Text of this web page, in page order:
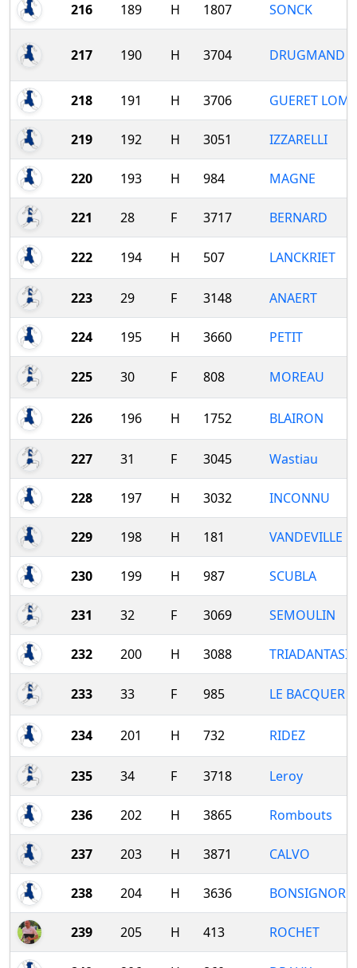
216 189 H 1807 SONCK
217 190 H 3704 DRUGMAND
218 191 H 3706 GUERET
219 192 H 3051 IZZARELLI
220 193 H 984 MAGNE
221 28 F 3717 BERNARD
222 194 H 507 LANCKRIET
223 29 F 3148 ANAERT
224 195 H 3660 PETIT
225 30 F 808 MOREAU
226 196 H 1752 BLAIRON
227 31 F 3045 Wastiau
228 197 H 3032 INCONNU
229 198 H 181 VANDEVILLE
230 199 H 987 SCUBLA
231 32 F 3069 SEMOULIN
232 200 H 3088
233 33 F 985 LE BACQUER
234 201 H 732 RIDEZ
235 34 F 3718 Leroy
236 202 H 3865 Rombouts
237 203 H 3871 CALVO
238 204 H 3636 BONSIGNORE
239 205 H 413 ROCHET